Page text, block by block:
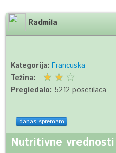
Radmila
Kategorija:Francuska
Težina:
Pregledalo: 5212 posetilaca
danas spremam
Nutritivne vrednosti